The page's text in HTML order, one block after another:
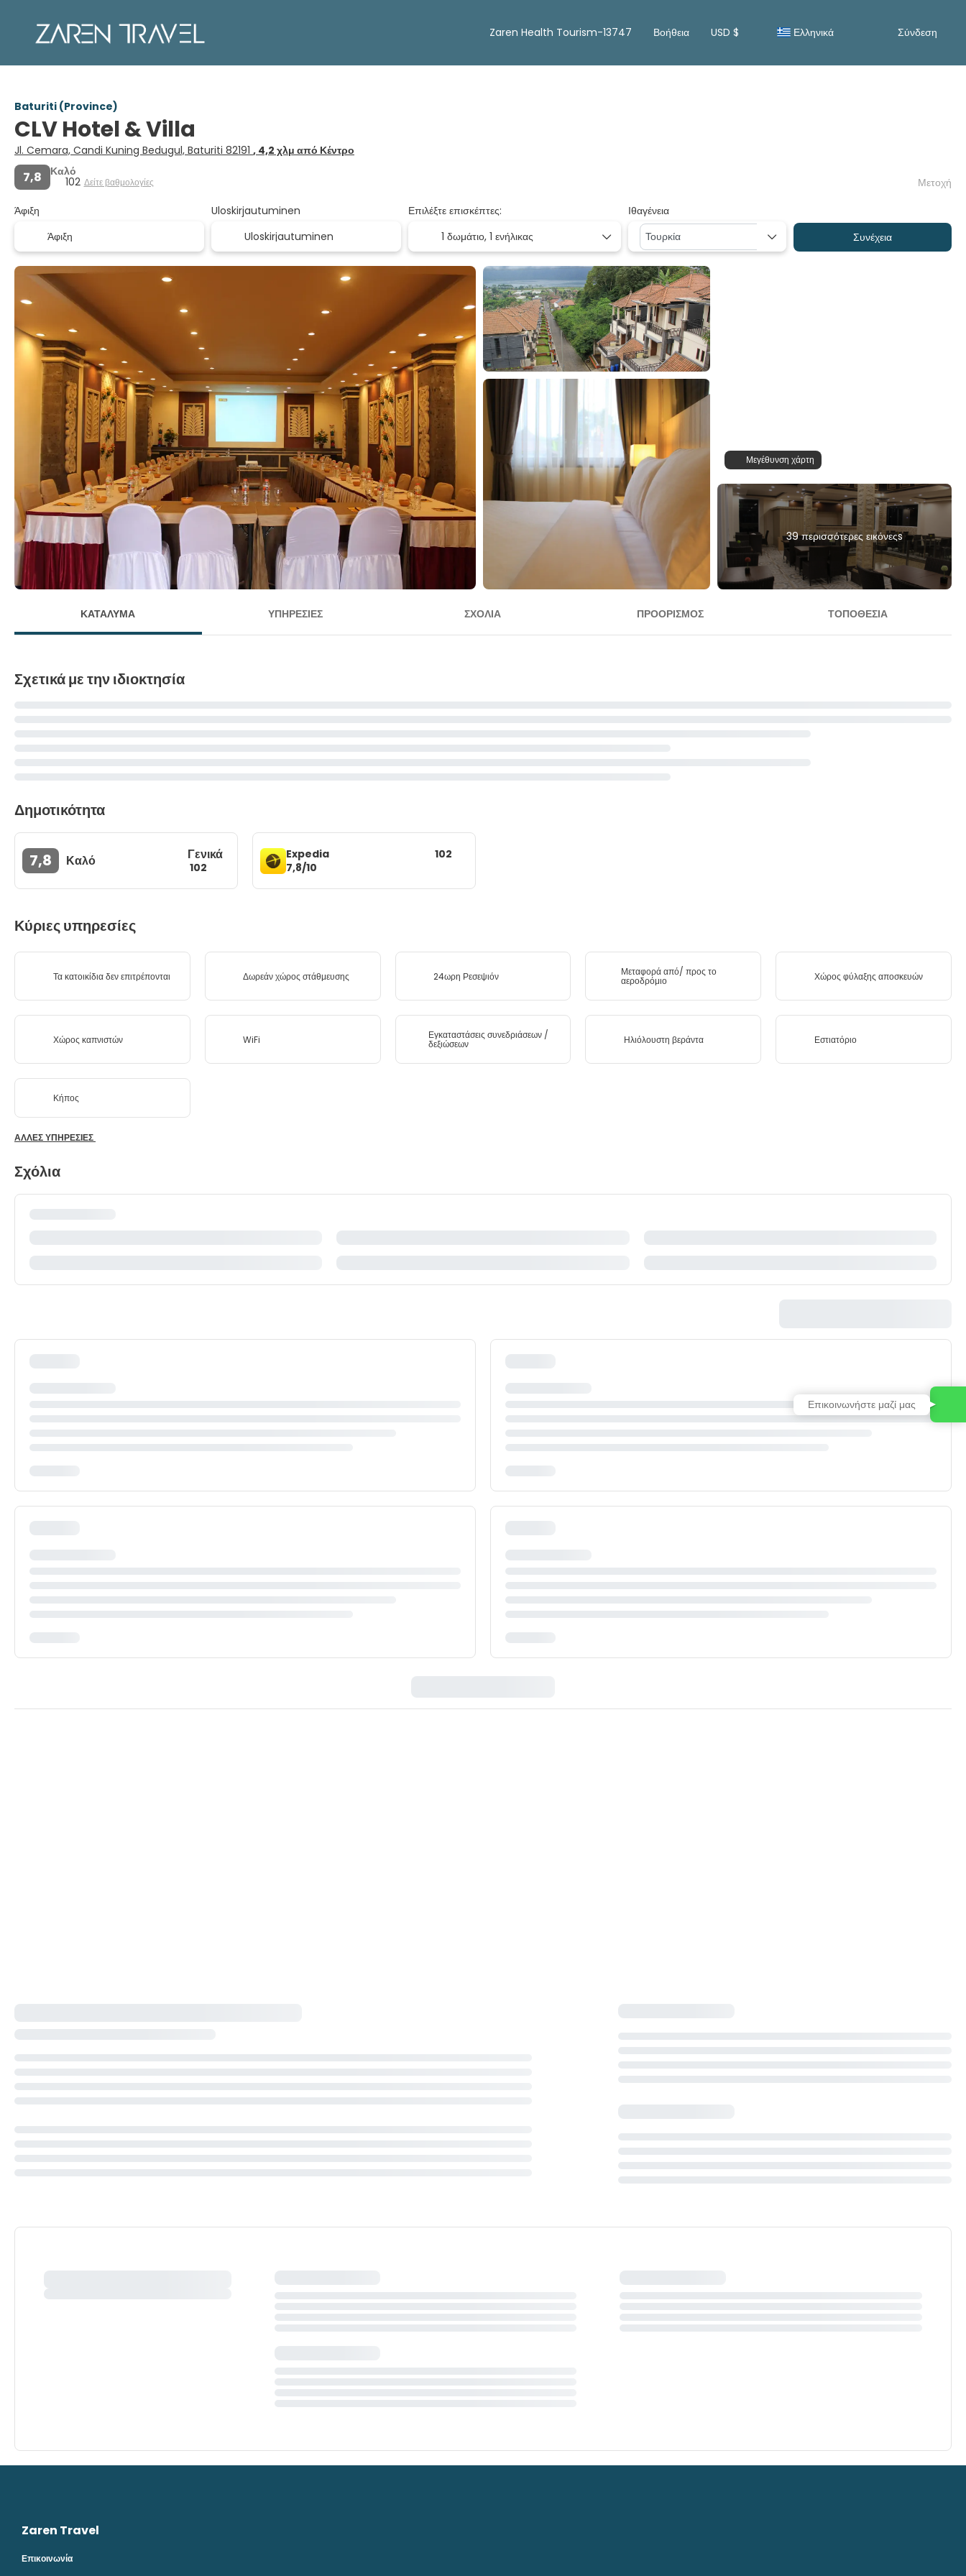
Zaren Health Tourism-13747 Βοήθεια USD $ Ελληνικά Σύνδεση
Baturiti (Province)
CLV Hotel & Villa
Jl. Cemara, Candi Kuning Bedugul, Baturiti 82191 , 4,2 χλμ από Κέντρο
7,8 Καλό
102 Δείτε βαθμολογίες
Μετοχή
Άφιξη
Uloskirjautuminen
Επιλέξτε επισκέπτες:
1 δωμάτιο, 1 ενήλικας
Ιθαγένεια
Συνέχεια
Μεγέθυνση χάρτη
39 περισσότερες εικόνεςs
ΚΑΤΆΛΥΜΑ ΥΠΗΡΕΣΊΕΣ ΣΧΌΛΙΑ ΠΡΟΟΡΙΣΜΌΣ ΤΟΠΟΘΕΣΊΑ
Σχετικά με την ιδιοκτησία
Δημοτικότητα
7,8 Καλό Γενικά
102
Expedia
7,8/10
102
Κύριες υπηρεσίες
Τα κατοικίδια δεν επιτρέπονται Δωρεάν χώρος στάθμευσης 24ωρη Ρεσεψιόν Μεταφορά από/ προς το
αεροδρόμιο Χώρος φύλαξης αποσκευών
Χώρος καπνιστών WiFi Εγκαταστάσεις συνεδριάσεων /
δεξιώσεων Ηλιόλουστη βεράντα Εστιατόριο
Κήπος
ΆΛΛΕΣ ΥΠΗΡΕΣΊΕΣ
Σχόλια
Zaren Travel
Επικοινωνία
Επικοινωνήστε μαζί μας